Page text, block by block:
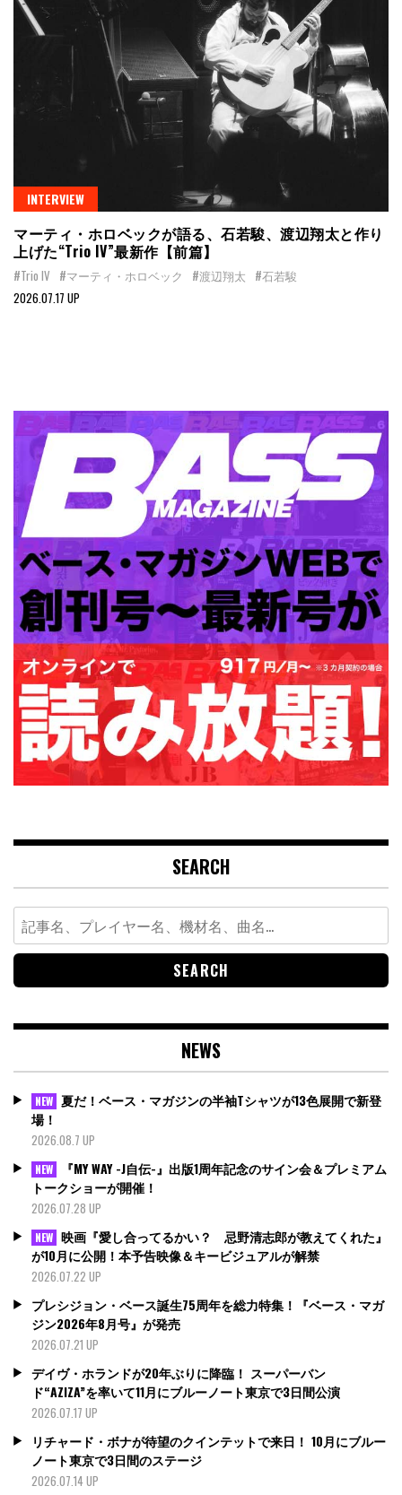
INTERVIEW
マーティ・ホロベックが語る、石若駿、渡辺翔太と作り
上げた“Trio IV”最新作【前篇】
#Trio IV #マーティ・ホロベック #渡辺翔太 #石若駿
2026.07.17 UP
SEARCH
Search
for:
NEWS
NEW 夏だ！ベース・マガジンの半袖Tシャツが13色展開で新登
場！
2026.08.7 UP
NEW
『MY WAY -J自伝-』出版1周年記念のサイン会＆プレミアム
トークショーが開催！
2026.07.28 UP
NEW 映画『愛し合ってるかい？ 忌野清志郎が教えてくれた』
が10月に公開！本予告映像＆キービジュアルが解禁
2026.07.22 UP
プレシジョン・ベース誕生75周年を総力特集！『ベース・マガ
ジン2026年8月号』が発売
2026.07.21 UP
デイヴ・ホランドが20年ぶりに降臨！ スーパーバン
ド“AZIZA”を率いて11月にブルーノート東京で3日間公演
2026.07.17 UP
リチャード・ボナが待望のクインテットで来日！ 10月にブルー
ノート東京で3日間のステージ
2026.07.14 UP